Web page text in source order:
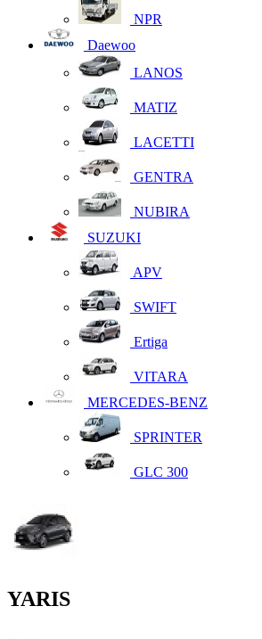
NPR
Daewoo
LANOS
MATIZ
LACETTI
GENTRA
NUBIRA
SUZUKI
APV
SWIFT
Ertiga
VITARA
MERCEDES-BENZ
SPRINTER
GLC 300
YARIS